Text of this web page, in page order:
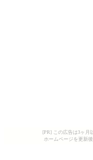
[PR] この広告は3ヶ月
ホームページを更新